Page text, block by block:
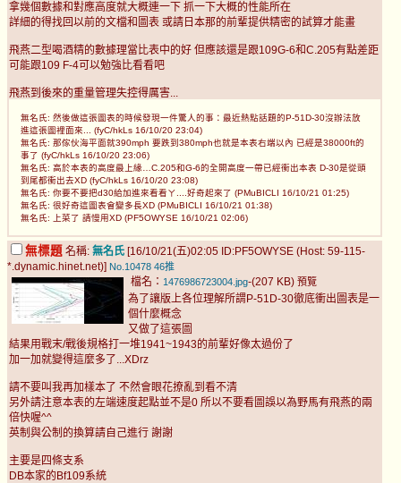
拿幾個數據和對應高度就大概連一下 抓一下大概的性能所在
詳細的得找回以前的文檔和圖表 或請日本那的前輩提供精密的試算才能畫
飛燕二型喝酒精的數據理當比表中的好 但應該還是跟109G-6和C.205有點差距
可能跟109 F-4可以勉強比看看吧
飛燕到後來的重量管理失控得厲害...
無名氏: 然後做這張圖表的時候發現一件驚人的事：最近熱點話題的P-51D-30沒辦法放
進這張圖裡面來... (fyC/hkLs 16/10/20 23:04)
無名氏: 那傢伙海平面就390mph 要跌到380mph也就是本表右端以內 已經是38000ft的
事了 (fyC/hkLs 16/10/20 23:06)
無名氏: 高於本表的高度最上緣…C.205和G-6的全開高度一帶已經衝出本表 D-30是從頭
到尾都衝出去XD (fyC/hkLs 16/10/20 23:08)
無名氏: 你要不要把d30給加進來看看ㄚ....好奇起來了 (PMuBICLI 16/10/21 01:25)
無名氏: 很好奇這圖表會變多長XD (PMuBICLI 16/10/21 01:38)
無名氏: 上菜了 請慢用XD (PF5OWYSE 16/10/21 02:06)
無標題 名稱: 無名氏 [16/10/21(五)02:05 ID:PF5OWYSE (Host: 59-115-
*.dynamic.hinet.net)] No.10478 46推
檔名： 1476986723004.jpg-(207 KB) 預覽
為了讓版上各位理解所謂P-51D-30徹底衝出圖表是一
個什麼概念
又做了這張圖
結果用戰末/戰後規格打一堆1941~1943的前輩好像太過份了
加一加就變得這麼多了...XDrz
請不要叫我再加樣本了 不然會眼花撩亂到看不清
另外請注意本表的左端速度起點並不是0 所以不要看圖誤以為野馬有飛燕的兩
倍快喔^^
英制與公制的換算請自己進行 謝謝
主要是四條支系
DB本家的Bf109系統